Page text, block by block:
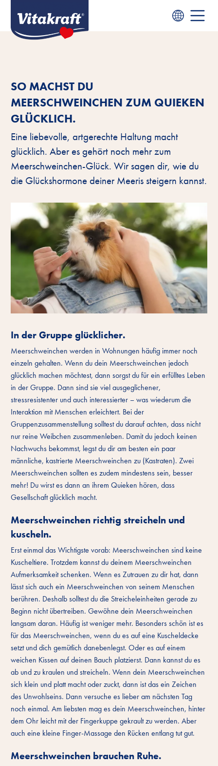
SO MACHST DU
MEERSCHWEINCHEN ZUM QUIEKEN
GLÜCKLICH.
Eine liebevolle, artgerechte Haltung macht
glücklich. Aber es gehört noch mehr zum
Meerschweinchen-Glück. Wir sagen dir, wie du
die Glückshormone deiner Meeris steigern kannst.
In der Gruppe glücklicher.
Meerschweinchen werden in Wohnungen häufig immer noch
einzeln gehalten. Wenn du dein Meerschweinchen jedoch
glücklich machen möchtest, dann sorgst du für ein erfülltes Leben
in der Gruppe. Dann sind sie viel ausgeglichener,
stressresistenter und auch interessierter – was wiederum die
Interaktion mit Menschen erleichtert. Bei der
Gruppenzusammenstellung solltest du darauf achten, dass nicht
nur reine Weibchen zusammenleben. Damit du jedoch keinen
Nachwuchs bekommst, legst du dir am besten ein paar
männliche, kastrierte Meerschweinchen zu (Kastraten). Zwei
Meerschweinchen sollten es zudem mindestens sein, besser
mehr! Du wirst es dann an ihrem Quieken hören, dass
Gesellschaft glücklich macht.
Meerschweinchen richtig streicheln und
kuscheln.
Erst einmal das Wichtigste vorab: Meerschweinchen sind keine
Kuscheltiere. Trotzdem kannst du deinem Meerschweinchen
Aufmerksamkeit schenken. Wenn es Zutrauen zu dir hat, dann
lässt sich auch ein Meerschweinchen von seinem Menschen
berühren. Deshalb solltest du die Streicheleinheiten gerade zu
Beginn nicht übertreiben. Gewöhne dein Meerschweinchen
langsam daran. Häufig ist weniger mehr. Besonders schön ist es
für das Meerschweinchen, wenn du es auf eine Kuscheldecke
setzt und dich gemütlich danebenlegst. Oder es auf einem
weichen Kissen auf deinen Bauch platzierst. Dann kannst du es
ab und zu kraulen und streicheln. Wenn dein Meerschweinchen
sich klein und platt macht oder zuckt, dann ist das ein Zeichen
des Unwohlseins. Dann versuche es lieber am nächsten Tag
noch einmal. Am liebsten mag es dein Meerschweinchen, hinter
dem Ohr leicht mit der Fingerkuppe gekrault zu werden. Aber
auch eine kleine Finger-Massage den Rücken entlang tut gut.
Meerschweinchen brauchen Ruhe.